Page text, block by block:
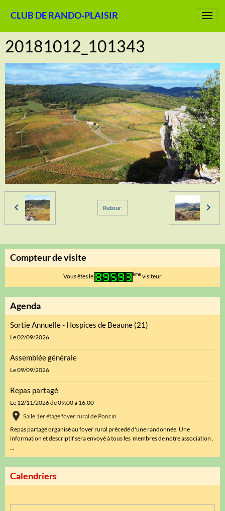
CLUB DE RANDO-PLAISIR
20181012_101343
Retour
Compteur de visite
Vous êtes le èmevisiteur
Agenda
Sortie Annuelle - Hospices de Beaune (21)
Le 02/09/2026
Assemblée générale
Le 09/09/2026
Repas partagé
Le 12/11/2026de 09:00à 16:00
Salle 1er étage foyer rural de Poncin
Repas partagé organisé au foyer rural précedé d'une randonnée. Une
information et descriptif sera envoyé à tous les membres de notre association .
Calendriers